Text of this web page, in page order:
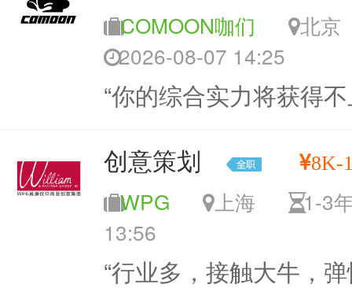
COMOON咖们
北
2026-08-07 14:25
“你的综合实力将获得
创意策划 8K-
WPG 上海
1-
13:56
“行业多，接触大牛，